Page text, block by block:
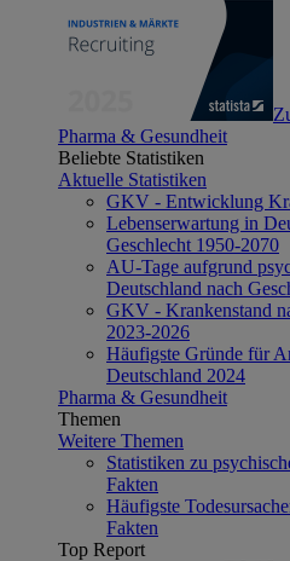
Pharma & Gesundheit
Beliebte Statistiken
Aktuelle Statistiken
GKV - Entwicklung
Lebenserwartung in
Geschlecht 1950-2070
AU-Tage aufgrund
Deutschland nach
GKV - Krankenstand
2023-2026
Häufigste Gründe für
Deutschland 2024
Pharma & Gesundheit
Themen
Weitere Themen
Statistiken zu
Fakten
Häufigste
Fakten
Top Report